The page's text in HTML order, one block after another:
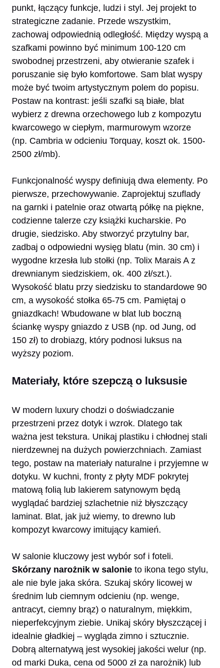
punkt, łączący funkcje, ludzi i styl. Jej projekt to
strategiczne zadanie. Przede wszystkim,
zachowaj odpowiednią odległość. Między wyspą a
szafkami powinno być minimum 100-120 cm
swobodnej przestrzeni, aby otwieranie szafek i
poruszanie się było komfortowe. Sam blat wyspy
może być twoim artystycznym polem do popisu.
Postaw na kontrast: jeśli szafki są białe, blat
wybierz z drewna orzechowego lub z kompozytu
kwarcowego w ciepłym, marmurowym wzorze
(np. Cambria w odcieniu Torquay, koszt ok. 1500-
2500 zł/mb).
Funkcjonalność wyspy definiują dwa elementy. Po
pierwsze, przechowywanie. Zaprojektuj szuflady
na garnki i patelnie oraz otwartą półkę na piękne,
codzienne talerze czy książki kucharskie. Po
drugie, siedzisko. Aby stworzyć przytulny bar,
zadbaj o odpowiedni wysięg blatu (min. 30 cm) i
wygodne krzesła lub stołki (np. Tolix Marais A z
drewnianym siedziskiem, ok. 400 zł/szt.).
Wysokość blatu przy siedzisku to standardowe 90
cm, a wysokość stołka 65-75 cm. Pamiętaj o
gniazdkach! Wbudowane w blat lub boczną
ściankę wyspy gniazdo z USB (np. od Jung, od
150 zł) to drobiazg, który podnosi luksus na
wyższy poziom.
Materiały, które szepczą o luksusie
W modern luxury chodzi o doświadczanie
przestrzeni przez dotyk i wzrok. Dlatego tak
ważna jest tekstura. Unikaj plastiku i chłodnej stali
nierdzewnej na dużych powierzchniach. Zamiast
tego, postaw na materiały naturalne i przyjemne w
dotyku. W kuchni, fronty z płyty MDF pokrytej
matową folią lub lakierem satynowym będą
wyglądać bardziej szlachetnie niż błyszczący
laminat. Blat, jak już wiemy, to drewno lub
kompozyt kwarcowy imitujący kamień.
W salonie kluczowy jest wybór sof i foteli.
Skórzany narożnik w salonie to ikona tego stylu,
ale nie byle jaka skóra. Szukaj skóry licowej w
średnim lub ciemnym odcieniu (np. wenge,
antracyt, ciemny brąz) o naturalnym, miękkim,
nieperfekcyjnym ziebie. Unikaj skóry błyszczącej i
idealnie gładkiej – wygląda zimno i sztucznie.
Dobrą alternatywą jest wysokiej jakości welur (np.
od marki Duka, cena od 5000 zł za narożnik) lub